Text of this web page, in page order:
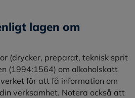
lagen om
(drycker, preparat, teknisk sprit
(1994:1564) om alkoholskatt
för att få information om
verksamhet. Notera också att